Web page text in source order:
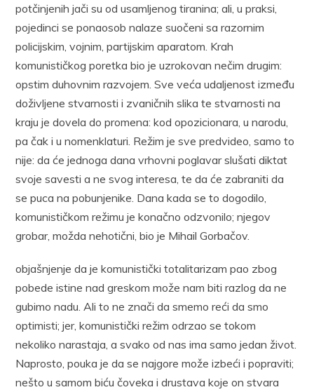
potčinjenih jači su od usamljenog tiranina; ali, u praksi,
pojedinci se ponaosob nalaze suočeni sa razornim
policijskim, vojnim, partijskim aparatom. Krah
komunističkog poretka bio je uzrokovan nečim drugim:
opstim duhovnim razvojem. Sve veća udaljenost između
doživljene stvarnosti i zvaničnih slika te stvarnosti na
kraju je dovela do promena: kod opozicionara, u narodu,
pa čak i u nomenklaturi. Režim je sve predvideo, samo to
nije: da će jednoga dana vrhovni poglavar slušati diktat
svoje savesti a ne svog interesa, te da će zabraniti da
se puca na pobunjenike. Dana kada se to dogodilo,
komunističkom režimu je konačno odzvonilo; njegov
grobar, možda nehotični, bio je Mihail Gorbačov.
objašnjenje da je komunistički totalitarizam pao zbog
pobede istine nad greskom može nam biti razlog da ne
gubimo nadu. Ali to ne znači da smemo reći da smo
optimisti; jer, komunistički režim odrzao se tokom
nekoliko narastaja, a svako od nas ima samo jedan život.
Naprosto, pouka je da se najgore može izbeći i popraviti;
nešto u samom biću čoveka i drustava koje on stvara